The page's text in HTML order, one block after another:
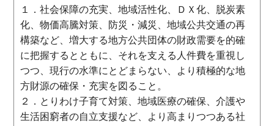
１．社会保障の充実、地域活性化、ＤＸ化、脱炭素
化、物価高騰対策、防災・減災、地域公共交通の再
構築など、増大する地方公共団体の財政需要を的確
に把握するとともに、それを支える人件費を重視し
つつ、現行の水準にとどまらない、より積極的な地
方財源の確保・充実を図ること。
２．とりわけ子育て対策、地域医療の確保、介護や
生活困窮者の自立支援など、より高まりつつある社